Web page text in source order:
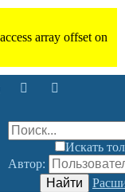
Искать
Автор:
Найти